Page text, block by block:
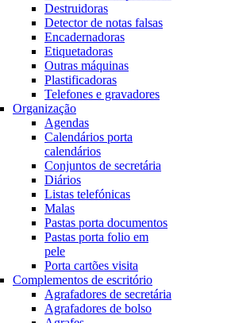
Destruidoras
Detector de notas falsas
Encadernadoras
Etiquetadoras
Outras máquinas
Plastificadoras
Telefones e gravadores
Organização
Agendas
Calendários porta
calendários
Conjuntos de secretária
Diários
Listas telefónicas
Malas
Pastas porta documentos
Pastas porta folio em
pele
Porta cartões visita
Complementos de escritório
Agrafadores de secretária
Agrafadores de bolso